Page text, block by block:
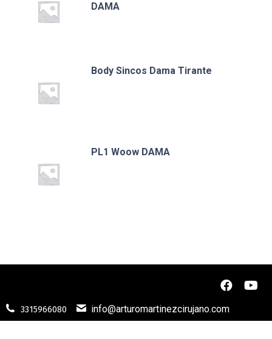
DAMA
Body Sincos Dama Tirante
PL1 Woow DAMA
3315966080 info@arturomartinezcirujano.com